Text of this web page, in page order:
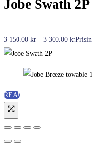
Jobe Swath 2P
3 150.00 kr – 3 300.00 kr
REA!